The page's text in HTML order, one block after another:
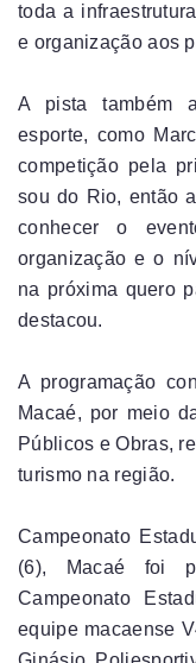
toda a
e organização aos
A pista também
esporte, como
competição pela
sou do Rio, então
conhecer o
organização e o
na próxima quero
destacou.
A programação
Macaé, por meio
Públicos e Obras,
turismo na região.
Campeonato
(6), Macaé foi
Campeonato
equipe macaense